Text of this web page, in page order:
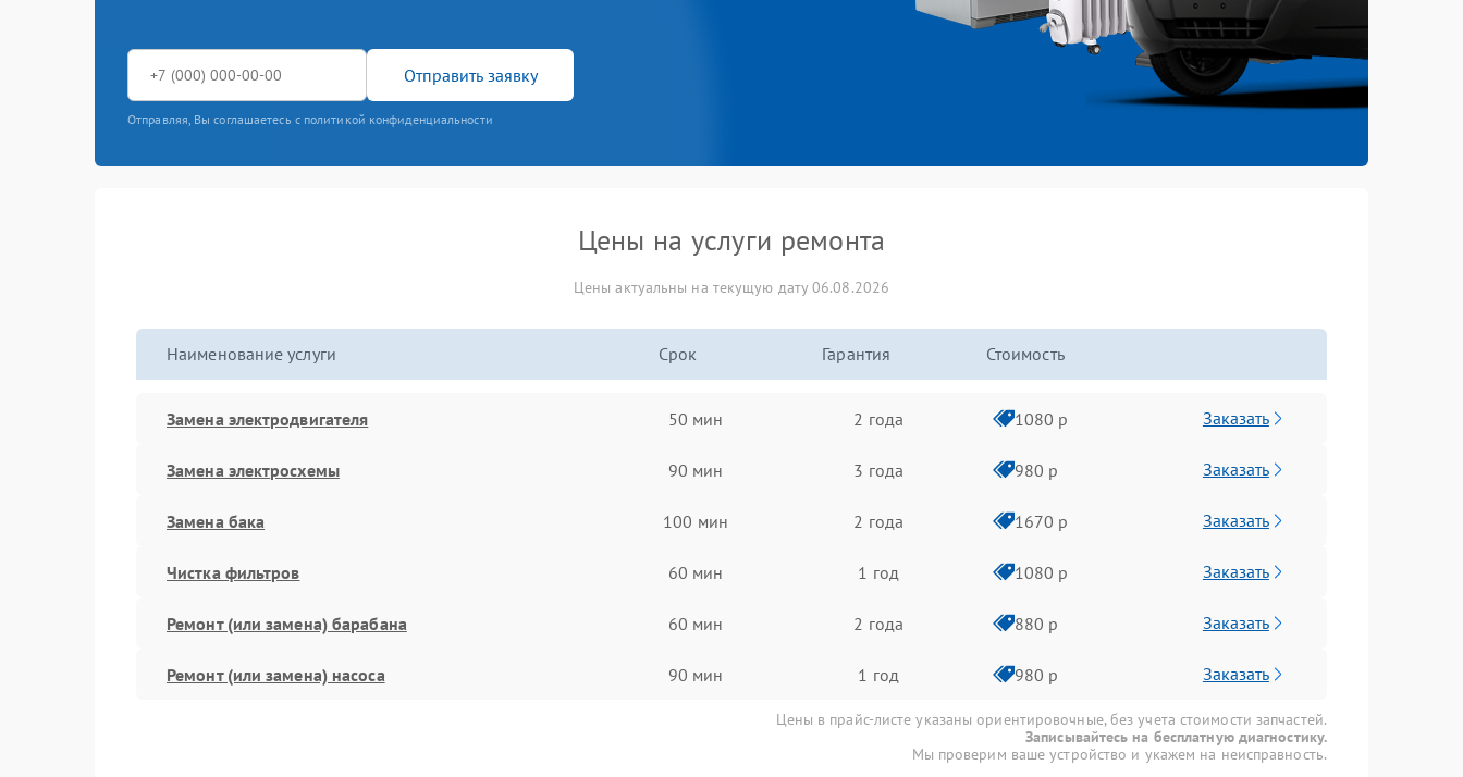
Отправить заявку
Отправляя, Вы соглашаетесь с политикой конфиденциальности
Цены на услуги ремонта
Цены актуальны на текущую дату 06.08.2026
Наименование услуги Срок Гарантия Стоимость
Замена электродвигателя 50 мин 2 года 1080 р Заказать
Замена электросхемы 90 мин 3 года 980 р Заказать
Замена бака 100 мин 2 года 1670 р Заказать
Чистка фильтров 60 мин 1 год 1080 р Заказать
Ремонт (или замена) барабана 60 мин 2 года 880 р Заказать
Ремонт (или замена) насоса 90 мин 1 год 980 р Заказать
Цены в прайс-листе указаны ориентировочные, без учета стоимости запчастей.
Записывайтесь на бесплатную диагностику.
Мы проверим ваше устройство и укажем на неисправность.